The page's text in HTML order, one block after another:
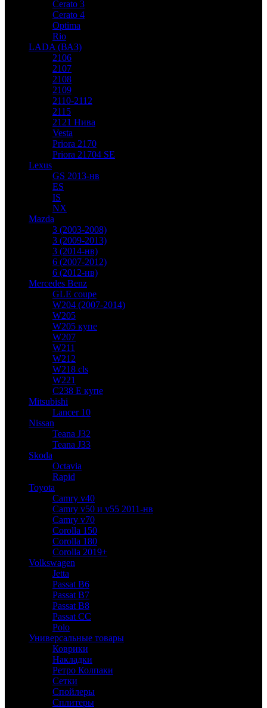
Cerato 3
Cerato 4
Optima
Rio
LADA (ВАЗ)
2106
2107
2108
2109
2110-2112
2115
2121 Нива
Vesta
Priora 2170
Priora 21704 SE
Lexus
GS 2013-нв
ES
IS
NX
Mazda
3 (2003-2008)
3 (2009-2013)
3 (2014-нв)
6 (2007-2012)
6 (2012-нв)
Mercedes Benz
GLE coupe
W204 (2007-2014)
W205
W205 купе
W207
W211
W212
W218 cls
W221
C238 E купе
Mitsubishi
Lancer 10
Nissan
Teana J32
Teana J33
Skoda
Octavia
Rapid
Toyota
Camry v40
Camry v50 и v55 2011-нв
Camry v70
Corolla 150
Corolla 180
Corolla 2019+
Volkswagen
Jetta
Passat B6
Passat B7
Passat B8
Passat CC
Polo
Универсальные товары
Коврики
Накладки
Ретро Колпаки
Сетки
Спойлеры
Сплитеры